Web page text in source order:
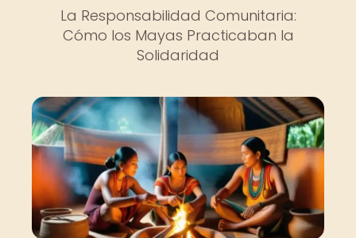
La Responsabilidad Comunitaria:
Cómo los Mayas Practicaban la
Solidaridad